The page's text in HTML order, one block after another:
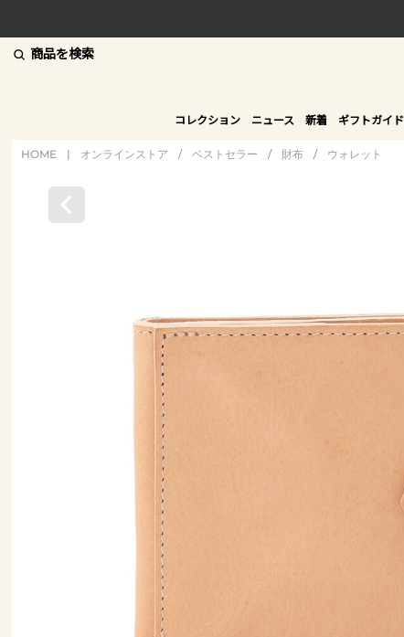
商品を検索
コレクション ニュース 新着 ギフトガイド
HOME | オンラインストア / ベストセラー / 財布 / ウォレット